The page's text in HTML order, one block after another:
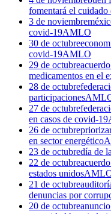
fomentará el cuidado
3 de noviembre
covid-19AMLO
30 de octubre
covid-19AMLO
29 de octubre
medicamentos en el
28 de octubre
participaciones
27 de octubre
en casos de covid-19
26 de octubre
en sector energético
23 de octubredía de
22 de octubre
estados unidos
21 de octubre
denuncias por
20 de octubre